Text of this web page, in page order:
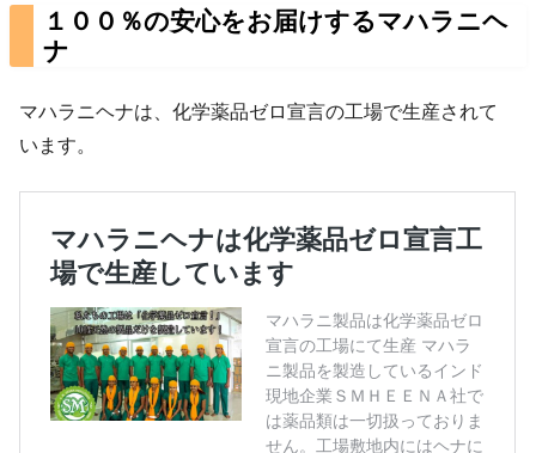
１００％の安心をお届けするマハラニヘ
ナ
マハラニヘナは、化学薬品ゼロ宣言の工場で生産されて
います。